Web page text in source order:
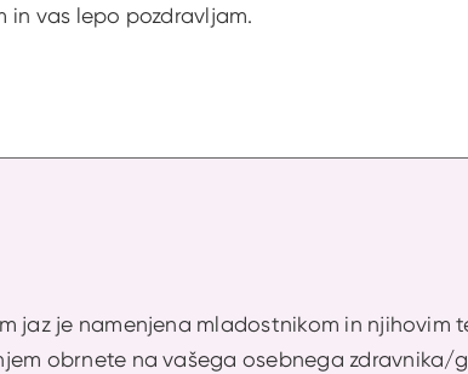
in vas lepo pozdravljam.
jaz je namenjena mladostnikom in njihovim
obrnete na vašega osebnega